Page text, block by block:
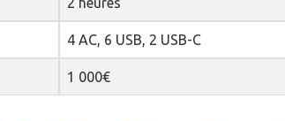
4 AC, 6 USB, 2 USB-C
1 000€